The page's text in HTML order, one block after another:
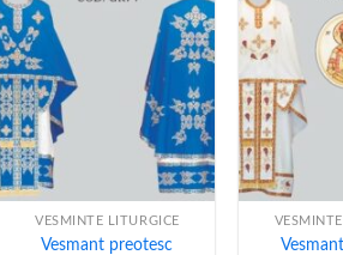
+
VESMINTE LITURGICE
Vesmant preotesc
+